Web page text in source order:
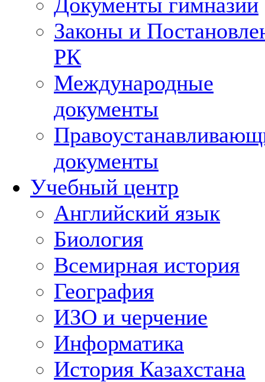
Законы и
РК
Международные
документы
документы
Учебный центр
Английский язык
Биология
Всемирная история
География
ИЗО и черчение
Информатика
История Казахстана